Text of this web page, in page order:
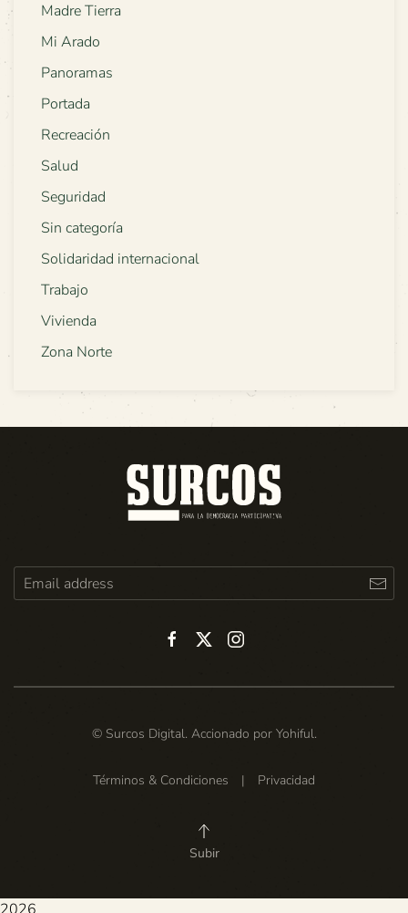
Madre Tierra
Mi Arado
Panoramas
Portada
Recreación
Salud
Seguridad
Sin categoría
Solidaridad internacional
Trabajo
Vivienda
Zona Norte
© Surcos Digital. Accionado por Yohiful.
Términos & Condiciones | Privacidad
Subir